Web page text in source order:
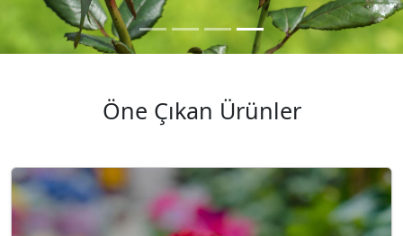
Öne Çıkan Ürünler